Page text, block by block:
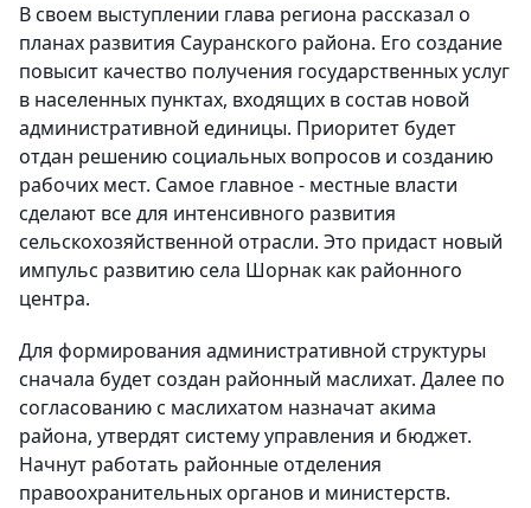
В своем выступлении глава региона рассказал о
планах развития Сауранского района. Его создание
повысит качество получения государственных услуг
в населенных пунктах, входящих в состав новой
административной единицы. Приоритет будет
отдан решению социальных вопросов и созданию
рабочих мест. Самое главное - местные власти
сделают все для интенсивного развития
сельскохозяйственной отрасли. Это придаст новый
импульс развитию села Шорнак как районного
центра.
Для формирования административной структуры
сначала будет создан районный маслихат. Далее по
согласованию с маслихатом назначат акима
района, утвердят систему управления и бюджет.
Начнут работать районные отделения
правоохранительных органов и министерств.